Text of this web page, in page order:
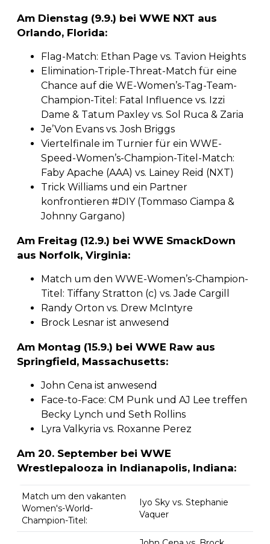
Am Dienstag (9.9.) bei WWE NXT aus
Orlando, Florida:
Flag-Match: Ethan Page vs. Tavion Heights
Elimination-Triple-Threat-Match für eine
Chance auf die WE-Women’s-Tag-Team-
Champion-Titel: Fatal Influence vs. Izzi
Dame & Tatum Paxley vs. Sol Ruca & Zaria
Je’Von Evans vs. Josh Briggs
Viertelfinale im Turnier für ein WWE-
Speed-Women’s-Champion-Titel-Match:
Faby Apache (AAA) vs. Lainey Reid (NXT)
Trick Williams und ein Partner
konfrontieren #DIY (Tommaso Ciampa &
Johnny Gargano)
Am Freitag (12.9.) bei WWE SmackDown
aus Norfolk, Virginia:
Match um den WWE-Women’s-Champion-
Titel: Tiffany Stratton (c) vs. Jade Cargill
Randy Orton vs. Drew McIntyre
Brock Lesnar ist anwesend
Am Montag (15.9.) bei WWE Raw aus
Springfield, Massachusetts:
John Cena ist anwesend
Face-to-Face: CM Punk und AJ Lee treffen
Becky Lynch und Seth Rollins
Lyra Valkyria vs. Roxanne Perez
Am 20. September bei WWE
Wrestlepalooza in Indianapolis, Indiana:
Match um den vakanten
Women's-World-
Champion-Titel:
Iyo Sky vs. Stephanie
Vaquer